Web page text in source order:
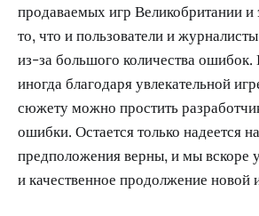
продаваемых игр Великобритании и
то, что и пользователи и
из-за большого количества
иногда благодаря увлекательной
сюжету можно простить
ошибки. Остается только надеется
предположения верны, и мы вскоре
и качественное продолжение новой